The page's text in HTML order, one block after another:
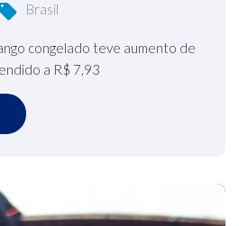
Brasil
congelado teve aumento de
a R$ 7,93